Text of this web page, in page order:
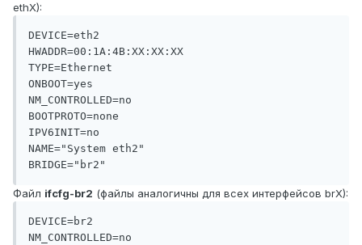
ethX):
DEVICE=eth2
HWADDR=00:1A:4B:XX:XX:XX
TYPE=Ethernet
ONBOOT=yes
NM_CONTROLLED=no
BOOTPROTO=none
IPV6INIT=no
NAME="System eth2"
Файл ifcfg-br2 (файлы аналогичны для всех интерфейсов brX):
DEVICE=br2
NM_CONTROLLED=no